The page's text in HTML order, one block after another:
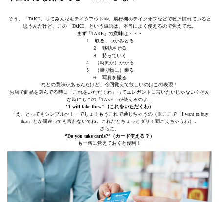
そう、「TAKE」ってみんなもテイクアウトや、飛行機のテイクオフなどで聴き慣れていると
思うんだけど、この「TAKE」という単語は、本当によく使えるので覚えてね。
まず「TAKE」の意味は・・・
１ 取る、つかみとる
２ 移動させる
３ 持っていく
４ （時間が）かかる
５ （乗り物に）乗る
６ 写真を撮る
などの意味があるんだけど、今回覚えて欲しいのはこの表現！
お店で商品を選んでる時に「これをいただくわ」ってエレガントに言いたいじゃない？そん
な時にもこの「TAKE」が使えるのよ。
‘’I will take this.’’ （これをいただくわ）
「え、とってもシンプル〜！」でしょ！もうこれで通じちゃうの（※ここで「I want to buy
this」とか間違っても言わないでね。これだとちょっとダサく聞こえちゃうわ）。
さらに、
‘’Do you take cards?’’（カード使える？）
も一緒に覚えておくと便利！